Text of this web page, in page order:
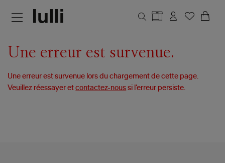
Une erreur est survenue.
Une erreur est survenue lors du chargement de cette page.
Veuillez réessayer etcontactez-nous si l’erreur persiste.